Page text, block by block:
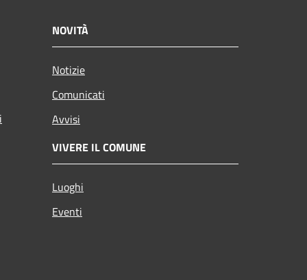
NOVITÀ
Notizie
Comunicati
Avvisi
VIVERE IL COMUNE
Luoghi
Eventi